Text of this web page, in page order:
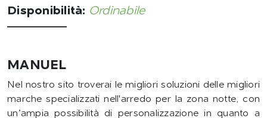
Disponibilità: Ordinabile
MANUEL
Nel nostro sito troverai le migliori soluzioni delle migliori
marche specializzati nell'arredo per la zona notte, con
un’ampia possibilità di personalizzazione in quanto a